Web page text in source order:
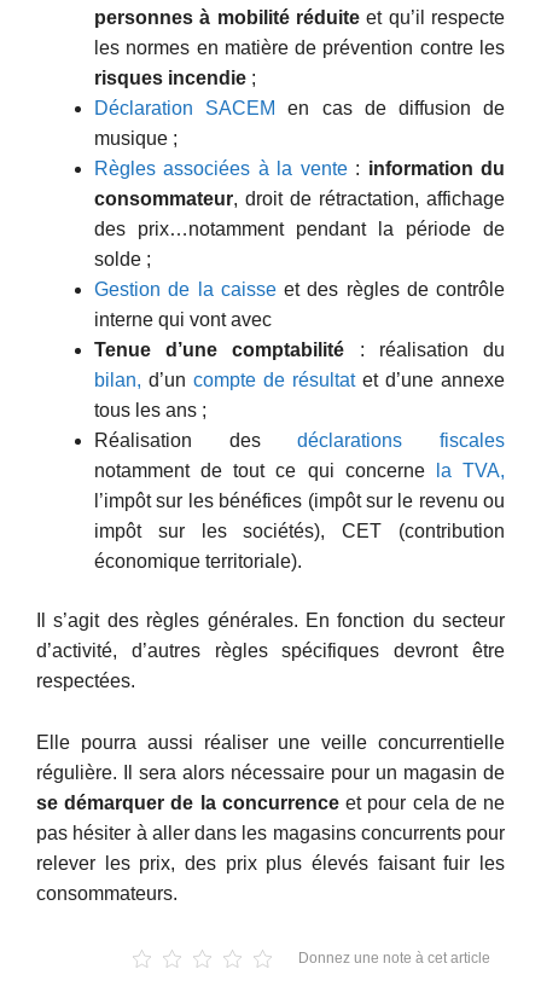
personnes à mobilité réduite et qu’il respecte
les normes en matière de prévention contre les
risques incendie ;
Déclaration SACEM
en cas de diffusion de
musique ;
Règles associées à la vente: information du
consommateur, droit de rétractation, affichage
des prix…notamment pendant la période de
solde ;
Gestion de la caisseet des règles de contrôle
interne qui vont avec
Tenue d’une comptabilité : réalisation du
bilan, d’un compte de résultatet d’une annexe
tous les ans ;
Réalisation desdéclarations fiscales
notamment de tout ce qui concerne
la TVA,
l’impôt sur les bénéfices (impôt sur le revenu ou
impôt sur les sociétés), CET (contribution
économique territoriale).
Il s’agit des règles générales. En fonction du secteur
d’activité, d’autres règles spécifiques devront être
respectées.
Elle pourra aussi réaliser une veille concurrentielle
régulière. Il sera alors nécessaire pour un magasin de
se démarquer de la concurrenceet pour cela de ne
pas hésiter à aller dans les magasins concurrents pour
relever les prix, des prix plus élevés faisant fuir les
consommateurs.
Donnez une note à cet article